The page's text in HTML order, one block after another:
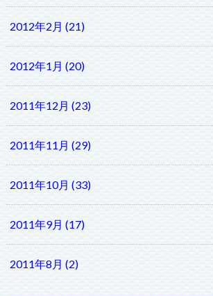
2012年2月 (21)
2012年1月 (20)
2011年12月 (23)
2011年11月 (29)
2011年10月 (33)
2011年9月 (17)
2011年8月 (2)